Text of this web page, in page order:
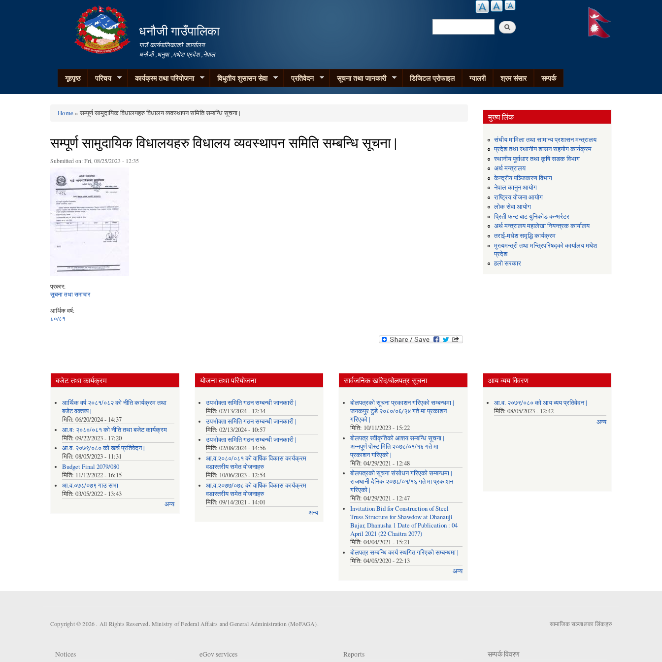
धनौजी गाउँपालिका
गाउँ कार्यपालिकाको कार्यालय
धनौजी ,धनुषा ,मधेश प्रदेश ,नेपाल
Search
गृहपृष्ठ परिचय कार्यक्रम तथा परियोजना विधुतीय शुसासन सेवा प्रतिवेदन सूचना तथा जानकारी डिजिटल प्रोफाइल ग्यालरी श्रम संसार सम्पर्क
You are here
Home» सम्पूर्ण सामुदायिक विधालयहरु विधालय व्यवस्थापन समिति सम्बन्धि सूचना |
सम्पूर्ण सामुदायिक विधालयहरु विधालय व्यवस्थापन समिति सम्बन्धि सूचना |
Submitted on:Fri, 08/25/2023 - 12:35
प्रकार:
सूचना तथा समाचार
आर्थिक वर्ष:
८०/८१
मुख्य लिंक
संघीय मामिला तथा सामान्य प्रशासन मन्त्रालय
प्रदेश तथा स्थानीय शासन सहयोग कार्यक्रम
स्थानीय पूर्वाधार तथा कृषि सडक विभाग
अर्थ मन्त्रालय
केन्द्रीय पञ्जिकरण विभाग
नेपाल कानुन आयोग
राष्ट्रिय योजना आयोग
लोक सेवा आयोग
प्रिती फन्ट बाट युनिकोड कन्भर्रटर
अर्थ मन्त्रालय महालेखा नियन्त्रक कार्यालय
तराई-मधेश समृद्धि कार्यक्रम
मुख्यमन्त्री तथा मन्त्रिपरिषद्को कार्यालय मधेश
प्रदेश
हलो सरकार
बजेट तथा कार्यक्रम
आर्थिक वर्ष २०८१/०८२ को नीति कार्यक्रम तथा
बजेट वक्तव्य |
मिति: 06/20/2024 - 14:37
आ.व: २०८०/०८१ को नीति तथा बजेट कार्यक्रम
मिति: 09/22/2023 - 17:20
आ.व. २०७९/०८० को खर्च प्रतिवेदन |
मिति: 08/05/2023 - 11:31
Budget Final 2079/080
मिति: 11/12/2022 - 16:15
आ.व.०७८/०७९ गाउ सभा
मिति: 03/05/2022 - 13:43
अन्य
योजना तथा परियोजना
उपभोक्ता समिति गठन सम्बन्धी जानकारी |
मिति:02/13/2024 - 12:34
उपभोक्ता समिति गठन सम्बन्धी जानकारी |
मिति:02/13/2024 - 10:57
उपभोक्ता समिति गठन सम्बन्धी जानकारी |
मिति:02/08/2024 - 14:56
आ.व.२०८०/०८१ को वार्षिक विकास कार्यक्रम
वडास्तरीय समेत योजनाहरु
मिति: 10/06/2023 - 12:54
आ.व.२०७७/०७८ को वार्षिक विकास कार्यक्रम
वडास्तरीय समेत योजनाहरु
मिति:09/14/2021 - 14:01
अन्य
सार्वजनिक खरिद/बोलपत्र सूचना
बोलपत्रको सूचना प्रकाशन गरिएको सम्बन्धमा |
जनकपुर टुडे २०८०/०६/२४ गते मा प्रकाशन
गरिएको |
मिति: 10/11/2023 - 15:22
बोलपत्र स्वीकृतिको आशय सम्बन्धि सूचना |
अन्नपूर्ण पोस्ट मिति २०७८/०१/१६ गते मा
प्रकाशन गरिएको |
मिति: 04/29/2021 - 12:48
बोलपत्रको सूचना संसोधन गरिएको सम्बन्धमा |
राजधानी दैनिक २०७८/०१/१६ गते मा प्रकाशन
गरिएको |
मिति: 04/29/2021 - 12:47
Invitation Bid for Construction of Steel
Truss Structure for Shawdow at Dhanauji
Bajar, Dhanusha 1 Date of Publication : 04
April 2021 (22 Chaitra 2077)
मिति: 04/04/2021 - 15:21
बोलपत्र सम्बन्धि कार्य स्थगित गरिएको सम्बन्धमा |
मिति: 04/05/2020 - 22:13
अन्य
आय व्यय विवरण
आ.व. २०७९/०८० को आय व्यय प्रतिवेदन |
मिति:08/05/2023 - 12:42
अन्य
Copyright © 2026 . All Rights Reserved. Ministry of Federal Affairs and General Administration (MoFAGA). सामाजिक सञ्जालका लिंकहरु
Notices eGov services Reports सम्पर्क विवरण